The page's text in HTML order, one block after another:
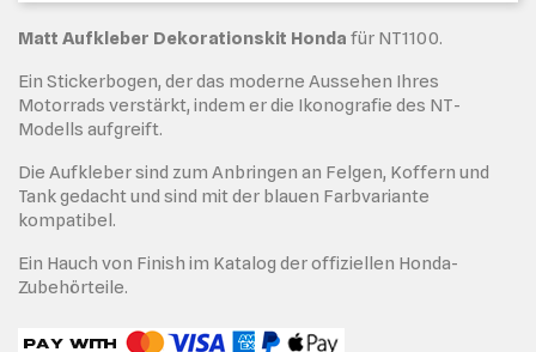
Matt Aufkleber Dekorationskit Honda für NT1100.
Ein Stickerbogen, der das moderne Aussehen Ihres
Motorrads verstärkt, indem er die Ikonografie des NT-
Modells aufgreift.
Die Aufkleber sind zum Anbringen an Felgen, Koffern und
Tank gedacht und sind mit der blauen Farbvariante
kompatibel.
Ein Hauch von Finish im Katalog der offiziellen Honda-
Zubehörteile.